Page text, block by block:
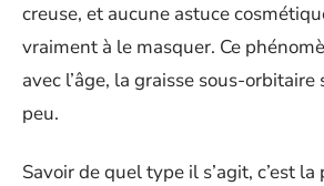
creuse, et aucune astuce
vraiment à le masquer. Ce
avec l’âge, la graisse sous-
peu.
Savoir de quel type il s’agit, c’est